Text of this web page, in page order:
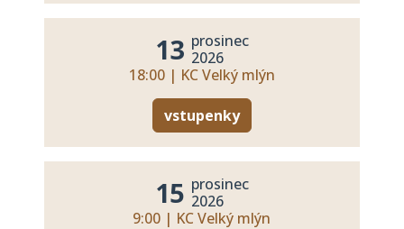
13 prosinec
2026
18:00 | KC Velký mlýn
vstupenky
15 prosinec
2026
9:00 | KC Velký mlýn